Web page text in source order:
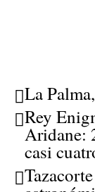
La
Rey
Aridane:
casi